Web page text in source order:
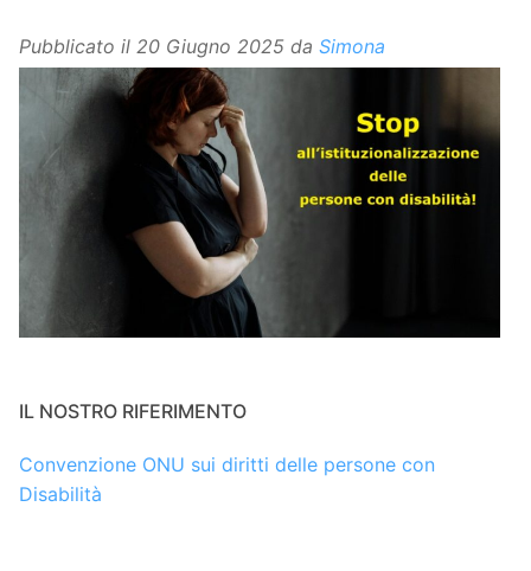
Pubblicato il 20 Giugno 2025 da Simona
IL NOSTRO RIFERIMENTO
Convenzione ONU sui diritti delle persone con
Disabilità